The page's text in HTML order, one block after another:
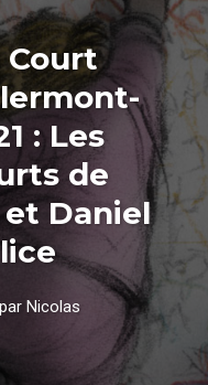
Court
: Les
de
Daniel
par Nicolas